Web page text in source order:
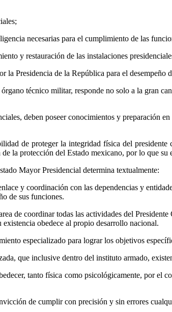
necesarias para el cumplimiento de las
y restauración de las instalaciones
la Presidencia de la República para el desempeño
técnico militar, responde no solo a la gran
deben poseer conocimientos y preparación
de proteger la integridad física del
la protección del Estado mexicano, por lo que
Mayor Presidencial determina textualmente:
y coordinación con las dependencias y
de sus funciones.
de coordinar todas las actividades del
obedece al propio desarrollo nacional.
especializado para lograr los objetivos
que inclusive dentro del instituto armado,
tanto física como psicológicamente, por el
de cumplir con precisión y sin errores